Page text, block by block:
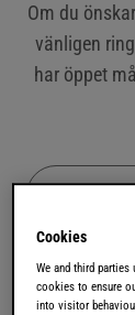
Om du
vänligen
har öppet
VAD
Cookies
We and third
cookies to ensure
into visitor